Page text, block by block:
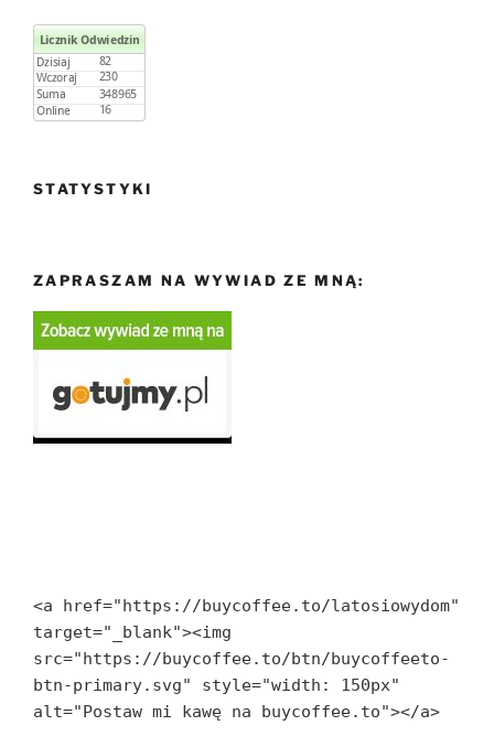
STATYSTYKI
ZAPRASZAM NA WYWIAD ZE MNĄ:
<a href="https://buycoffee.to/latosiowydom"
target="_blank"><img
src="https://buycoffee.to/btn/buycoffeeto-
btn-primary.svg" style="width: 150px"
alt="Postaw mi kawę na buycoffee.to"></a>